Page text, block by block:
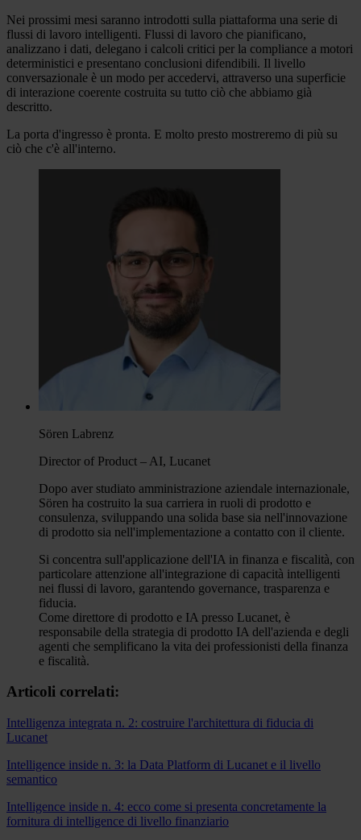
Nei prossimi mesi saranno introdotti sulla piattaforma una serie di
flussi di lavoro intelligenti. Flussi di lavoro che pianificano,
analizzano i dati, delegano i calcoli critici per la compliance a motori
deterministici e presentano conclusioni difendibili. Il livello
conversazionale è un modo per accedervi, attraverso una superficie
di interazione coerente costruita su tutto ciò che abbiamo già
descritto.
La porta d'ingresso è pronta. E molto presto mostreremo di più su
ciò che c'è all'interno.
Sören Labrenz
Director of Product – AI, Lucanet
Dopo aver studiato amministrazione aziendale internazionale,
Sören ha costruito la sua carriera in ruoli di prodotto e
consulenza, sviluppando una solida base sia nell'innovazione
di prodotto sia nell'implementazione a contatto con il cliente.
Si concentra sull'applicazione dell'IA in finanza e fiscalità, con
particolare attenzione all'integrazione di capacità intelligenti
nei flussi di lavoro, garantendo governance, trasparenza e
fiducia.
Come direttore di prodotto e IA presso Lucanet, è
responsabile della strategia di prodotto IA dell'azienda e degli
agenti che semplificano la vita dei professionisti della finanza
e fiscalità.
Articoli correlati:
Intelligenza integrata n. 2: costruire l'architettura di fiducia di
Lucanet
Intelligence inside n. 3: la Data Platform di Lucanet e il livello
semantico
Intelligence inside n. 4: ecco come si presenta concretamente la
fornitura di intelligence di livello finanziario